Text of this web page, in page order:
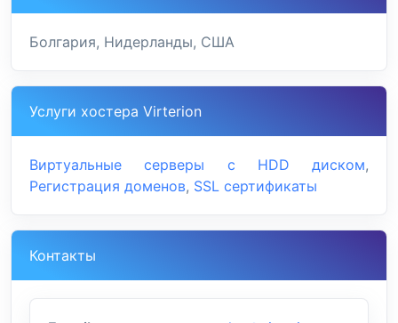
Болгария, Нидерланды, США
Услуги хостера Virterion
Виртуальные серверы с HDD диском,
Регистрация доменов, SSL сертификаты
Контакты